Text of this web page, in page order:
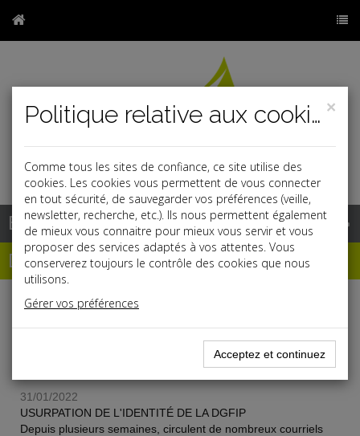
r
Base documentaire
Dépêches
Liste des dernières dépêches
31/01/2022
USURPATION DE L'IDENTITÉ DE LA DGFIP
Depuis plusieurs semaines, circulent de nombreux courriels
×
Politique relative aux cookies
Comme tous les sites de confiance, ce site utilise des
cookies. Les cookies vous permettent de vous connecter
en tout sécurité, de sauvegarder vos préférences (veille,
newsletter, recherche, etc.). Ils nous permettent également
de mieux vous connaitre pour mieux vous servir et vous
proposer des services adaptés à vos attentes. Vous
conserverez toujours le contrôle des cookies que nous
utilisons.
Gérer vos préférences
Acceptez et continuez